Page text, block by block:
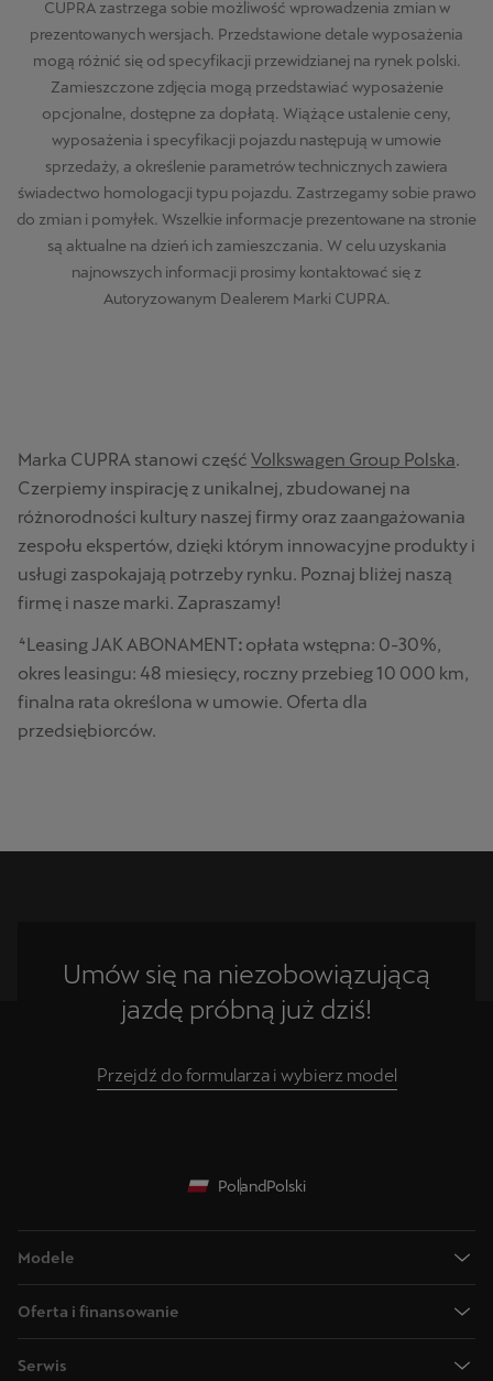
CUPRA zastrzega sobie możliwość wprowadzenia zmian w
prezentowanych wersjach. Przedstawione detale wyposażenia
mogą różnić się od specyfikacji przewidzianej na rynek polski.
Zamieszczone zdjęcia mogą przedstawiać wyposażenie
opcjonalne, dostępne za dopłatą. Wiążące ustalenie ceny,
wyposażenia i specyfikacji pojazdu następują w umowie
sprzedaży, a określenie parametrów technicznych zawiera
świadectwo homologacji typu pojazdu. Zastrzegamy sobie prawo
do zmian i pomyłek. Wszelkie informacje prezentowane na stronie
są aktualne na dzień ich zamieszczania. W celu uzyskania
najnowszych informacji prosimy kontaktować się z
Autoryzowanym Dealerem Marki CUPRA.
Marka CUPRA stanowi część Volkswagen Group Polska.
Czerpiemy inspirację z unikalnej, zbudowanej na
różnorodności kultury naszej firmy oraz zaangażowania
zespołu ekspertów, dzięki którym innowacyjne produkty i
usługi zaspokajają potrzeby rynku. Poznaj bliżej naszą
firmę i nasze marki. Zapraszamy!
⁴Leasing JAK ABONAMENT: opłata wstępna: 0-30%,
okres leasingu: 48 miesięcy, roczny przebieg 10 000 km,
finalna rata określona w umowie. Oferta dla
przedsiębiorców.
Umów się na niezobowiązującą
jazdę próbną już dziś!
Przejdź do formularza i wybierz model
PolandPolski
Modele
CUPRA Formentor - nasz flagowy SUV
Oferta i finansowanie
Serwis